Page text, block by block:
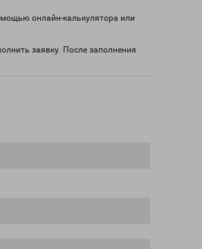
онлайн-калькулятора или
заявку. После заполнения